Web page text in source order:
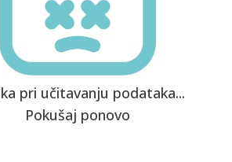
pri učitavanju podataka...
Pokušaj ponovo